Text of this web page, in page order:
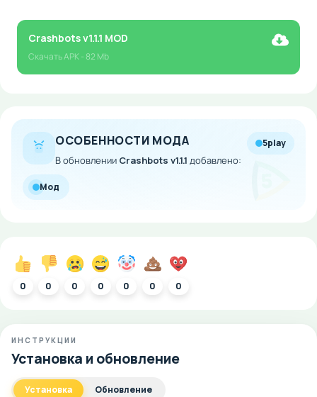
Crashbots v1.1.1 MOD
СкачатьAPK- 82 Mb
ОСОБЕННОСТИ МОДА
В обновлении Crashbots v1.1.1 добавлено:
5play
Мод
0 0 0 0 0 0 0
ИНСТРУКЦИИ
Установка и обновление
Установка Обновление